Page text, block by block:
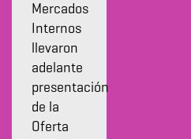
Mercados
Internos
llevaron
adelante
presentación
de la
Oferta